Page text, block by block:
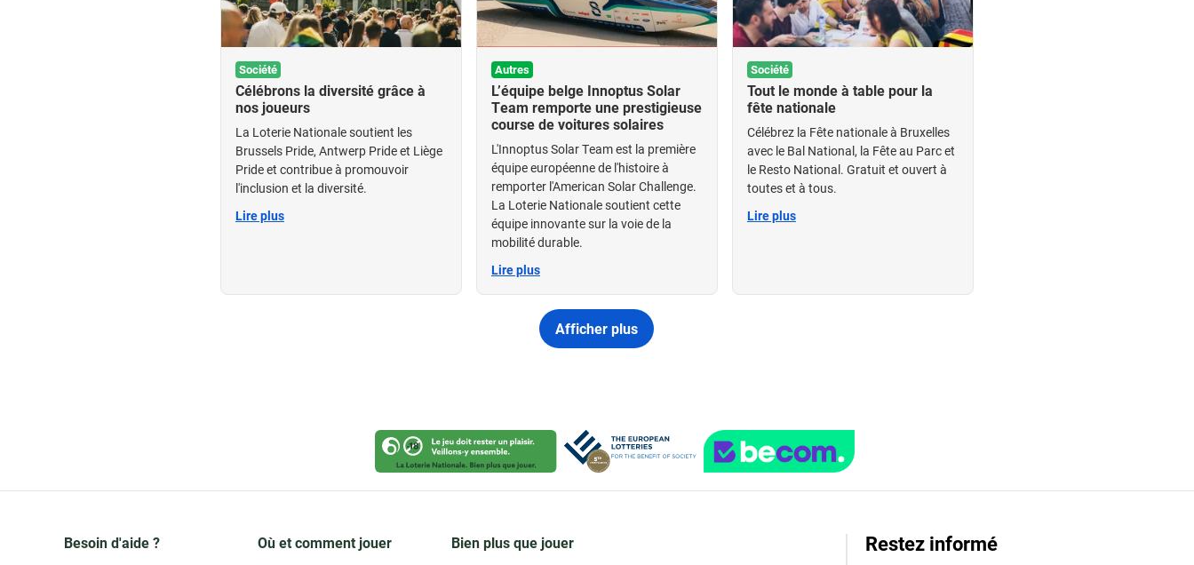
Société
Célébrons la diversité grâce à
nos joueurs
La Loterie Nationale soutient les
Brussels Pride, Antwerp Pride et Liège
Pride et contribue à promouvoir
l'inclusion et la diversité.
Lire plus
Autres
L’équipe belge Innoptus Solar
Team remporte une prestigieuse
course de voitures solaires
L'Innoptus Solar Team est la première
équipe européenne de l'histoire à
remporter l'American Solar Challenge.
La Loterie Nationale soutient cette
équipe innovante sur la voie de la
mobilité durable.
Lire plus
Société
Tout le monde à table pour la
fête nationale
Célébrez la Fête nationale à Bruxelles
avec le Bal National, la Fête au Parc et
le Resto National. Gratuit et ouvert à
toutes et à tous.
Lire plus
Afficher plus
Besoin d'aide ?
Où et comment jouer
Bien plus que jouer
Restez informé